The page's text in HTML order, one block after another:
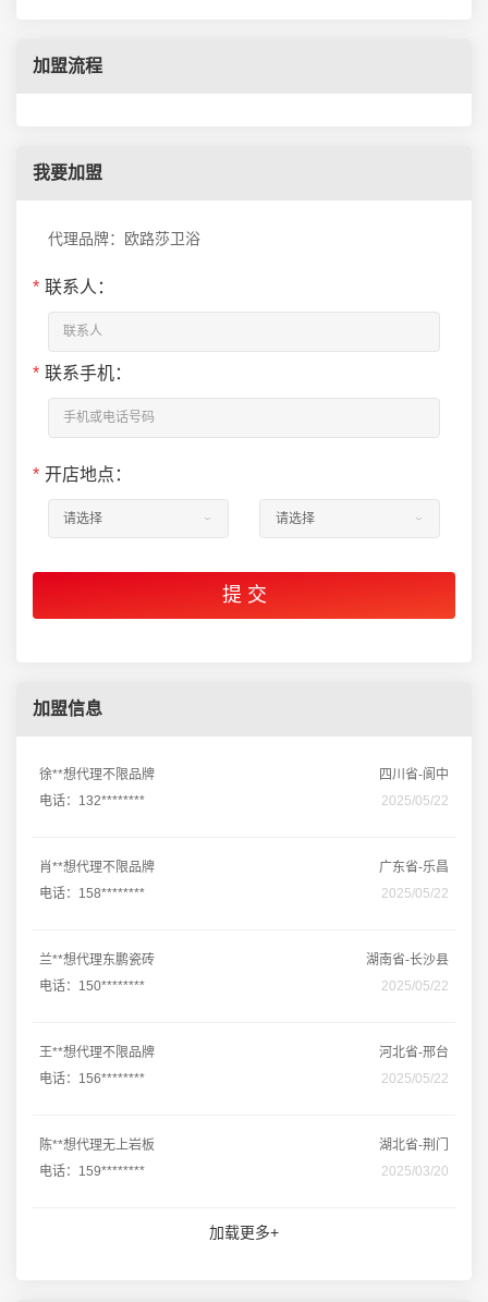
加盟流程
我要加盟
代理品牌：欧路莎卫浴
* 联系人：
* 联系手机：
* 开店地点：
加盟信息
徐**想代理不限品牌
四川省-阆中
电话：132********
2025/05/22
肖**想代理不限品牌
广东省-乐昌
电话：158********
2025/05/22
兰**想代理东鹏瓷砖
湖南省-长沙县
电话：150********
2025/05/22
王**想代理不限品牌
河北省-邢台
电话：156********
2025/05/22
陈**想代理无上岩板
湖北省-荆门
电话：159********
2025/03/20
加载更多+